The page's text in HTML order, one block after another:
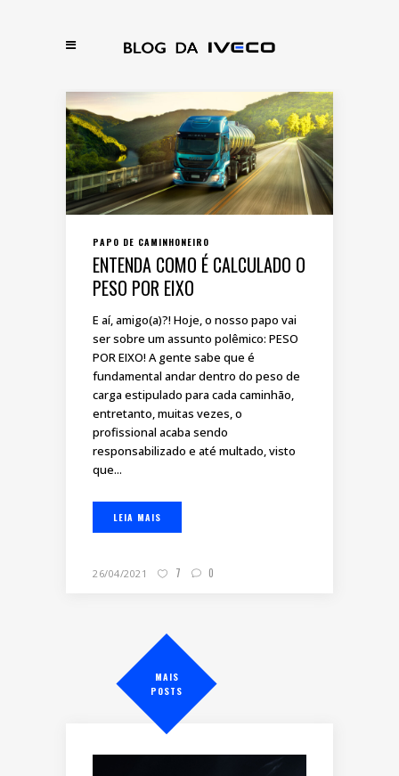
PAPO DE CAMINHONEIRO
ENTENDA COMO É CALCULADO O
PESO POR EIXO
E aí, amigo(a)?! Hoje, o nosso papo vai
ser sobre um assunto polêmico: PESO
POR EIXO! A gente sabe que é
fundamental andar dentro do peso de
carga estipulado para cada caminhão,
entretanto, muitas vezes, o
profissional acaba sendo
responsabilizado e até multado, visto
que...
LEIA MAIS
26/04/2021 7 0
MAIS
POSTS